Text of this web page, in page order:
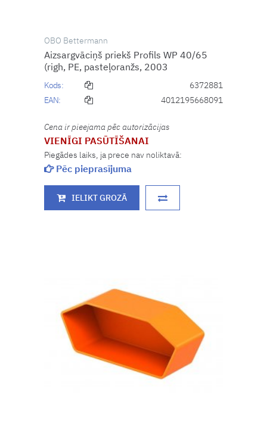
OBO Bettermann
Aizsargvāciņš priekš Profils WP 40/65
(righ, PE, pasteļoranžs, 2003
Kods:
6372881
EAN:
4012195668091
Cena ir pieejama pēc autorizācijas
VIENĪGI PASŪTĪŠANAI
Piegādes laiks, ja prece nav noliktavā:
Pēc pieprasījuma
IELIKT GROZĀ